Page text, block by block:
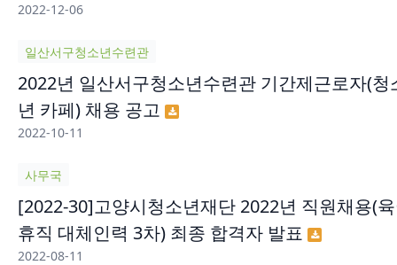
2022-12-06
일산서구청소년수련관
2022년 일산서구청소년수련관 기간제근로자(청
년 카페) 채용 공고
2022-10-11
사무국
[2022-30]고양시청소년재단 2022년 직원채용(
휴직 대체인력 3차) 최종 합격자 발표
2022-08-11